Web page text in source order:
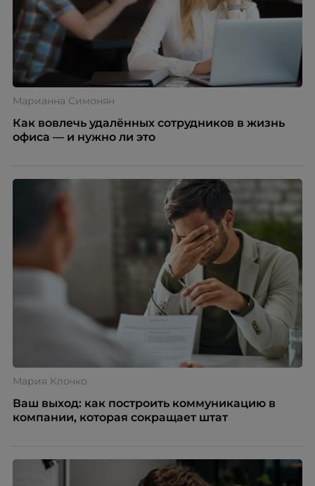
Марианна Симонян
Как вовлечь удалённых сотрудников в жизнь
офиса — и нужно ли это
Мария Клочко
Ваш выход: как построить коммуникацию в
компании, которая сокращает штат